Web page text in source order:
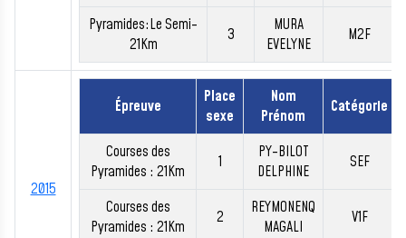
Pyramides:Le Semi-
21Km
3
MURA
EVELYNE
M2F
2015
Épreuve
Place
sexe
Nom
Prénom
Catégorie
Courses des
Pyramides : 21Km
1
PY-BILOT
DELPHINE
SEF
Courses des
Pyramides : 21Km
2
REYMONENQ
MAGALI
V1F